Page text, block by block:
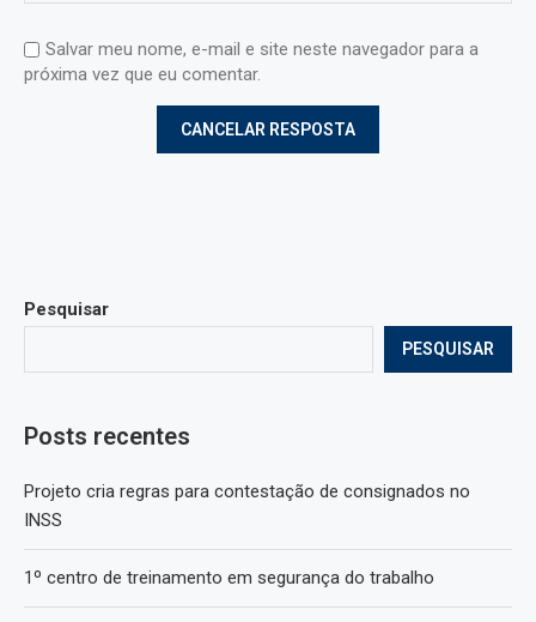
Salvar meu nome, e-mail e site neste navegador para a
próxima vez que eu comentar.
Pesquisar
PESQUISAR
Posts recentes
Projeto cria regras para contestação de consignados no
INSS
1º centro de treinamento em segurança do trabalho